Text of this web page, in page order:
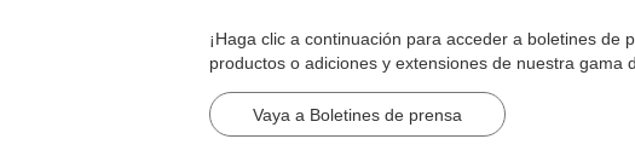
¡Haga clic a continuación para acceder a boletines de
productos o adiciones y extensiones de nuestra gama
Vaya a Boletines de prensa